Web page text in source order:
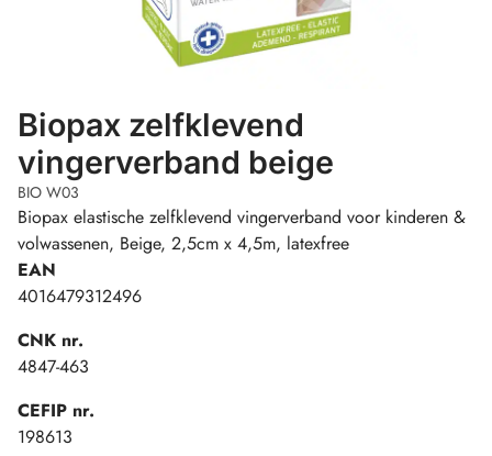
Biopax zelfklevend
vingerverband beige
BIO W03
Biopax elastische zelfklevend vingerverband voor kinderen &
volwassenen, Beige, 2,5cm x 4,5m, latexfree
EAN
4016479312496
CNK nr.
4847-463
CEFIP nr.
198613